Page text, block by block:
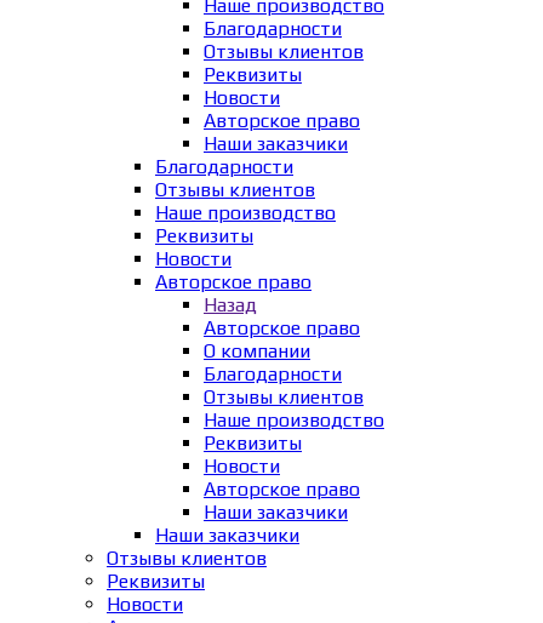
Наше производство
Благодарности
Отзывы клиентов
Реквизиты
Новости
Авторское право
Наши заказчики
Благодарности
Отзывы клиентов
Наше производство
Реквизиты
Новости
Авторское право
Назад
Авторское право
О компании
Благодарности
Отзывы клиентов
Наше производство
Реквизиты
Новости
Авторское право
Наши заказчики
Наши заказчики
Отзывы клиентов
Реквизиты
Новости